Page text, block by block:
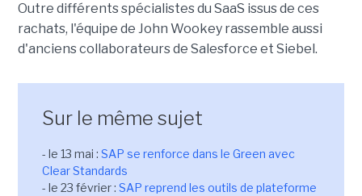
Outre différents spécialistes du SaaS issus de ces
rachats, l'équipe de John Wookey rassemble aussi
d'anciens collaborateurs de Salesforce et Siebel.
Sur le même sujet
- le 13 mai : SAP se renforce dans le Green avec
Clear Standards
- le 23 février : SAP reprend les outils de plateforme